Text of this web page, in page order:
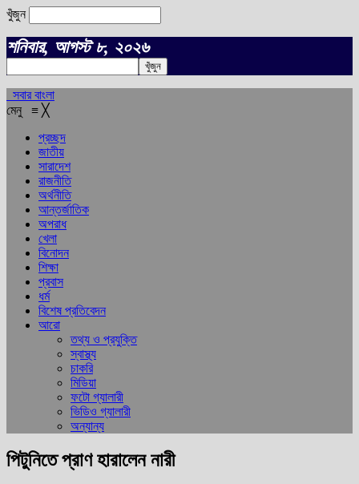
খুঁজুন
শনিবার, আগস্ট ৮, ২০২৬
সবার বাংলা
মেনু ≡ ╳
প্রচ্ছদ
জাতীয়
সারাদেশ
রাজনীতি
অর্থনীতি
আন্তর্জাতিক
অপরাধ
খেলা
বিনোদন
শিক্ষা
প্রবাস
ধর্ম
বিশেষ প্রতিবেদন
আরো
তথ্য ও প্রযুক্তি
স্বাস্থ্য
চাকরি
মিডিয়া
ফটো গ্যালারী
ভিডিও গ্যালারী
অন্যান্য
পিটুনিতে প্রাণ হারালেন নারী